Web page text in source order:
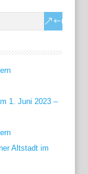
1. Juni 2023 –
Altstadt im